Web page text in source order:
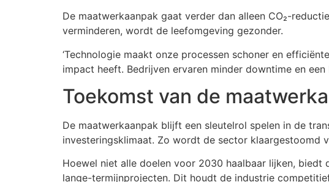
De maatwerkaanpak gaat verder dan alleen CO₂-
verminderen, wordt de leefomgeving gezonder.
‘Technologie maakt onze processen schoner en
impact heeft. Bedrijven ervaren minder downtime en
Toekomst van de
De maatwerkaanpak blijft een sleutelrol spelen in de
investeringsklimaat. Zo wordt de sector klaargestoomd
Hoewel niet alle doelen voor 2030 haalbaar lijken,
lange-termijnprojecten. Dit houdt de industrie